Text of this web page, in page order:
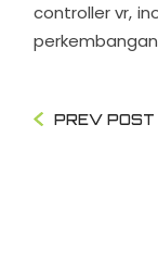
controller vr
PREV POST